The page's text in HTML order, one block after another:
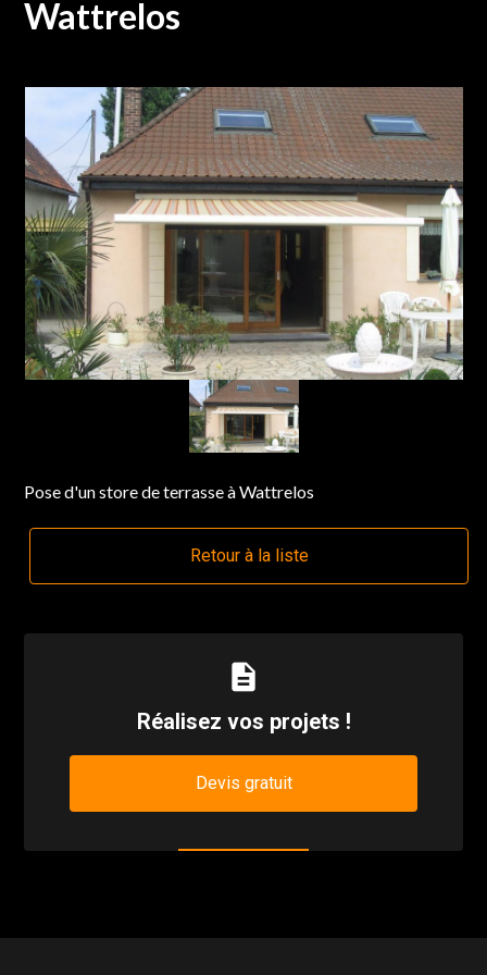
Wattrelos
Pose d'un store de terrasse à Wattrelos
Retour à la liste
description
Réalisez vos projets !
Devis gratuit